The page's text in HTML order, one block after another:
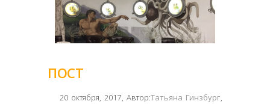
ПОСТ
20 октября, 2017, Автор:Татьяна Гинзбург,